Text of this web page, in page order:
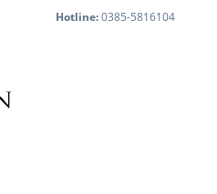
Hotline:0385-5816104